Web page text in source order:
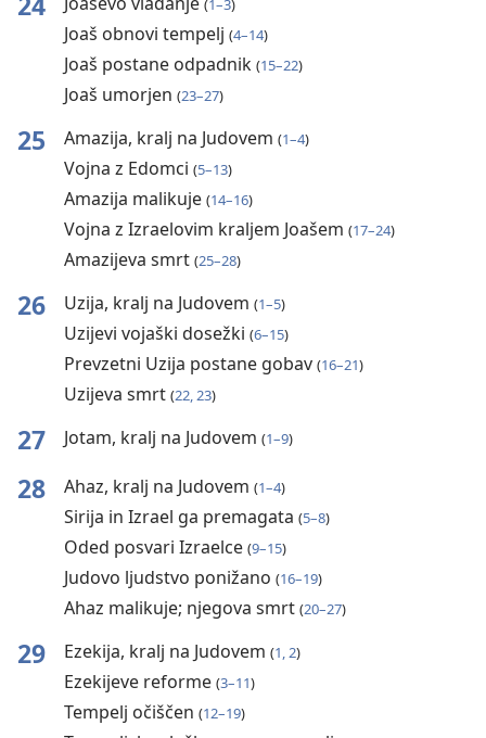
(1–3)
Joaš obnovi tempelj (4–14)
Joaš postane odpadnik (15–22)
Joaš umorjen (23–27)
25 Amazija, kralj na Judovem (1–4)
Vojna z Edomci (5–13)
Amazija malikuje (14–16)
Vojna z Izraelovim kraljem Joašem (17–24)
Amazijeva smrt (25–28)
26 Uzija, kralj na Judovem (1–5)
Uzijevi vojaški dosežki (6–15)
Prevzetni Uzija postane gobav (16–21)
Uzijeva smrt (22, 23)
27 Jotam, kralj na Judovem (1–9)
28 Ahaz, kralj na Judovem (1–4)
Sirija in Izrael ga premagata (5–8)
Oded posvari Izraelce (9–15)
Judovo ljudstvo ponižano (16–19)
Ahaz malikuje; njegova smrt (20–27)
29 Ezekija, kralj na Judovem (1, 2)
Ezekijeve reforme (3–11)
Tempelj očiščen (12–19)